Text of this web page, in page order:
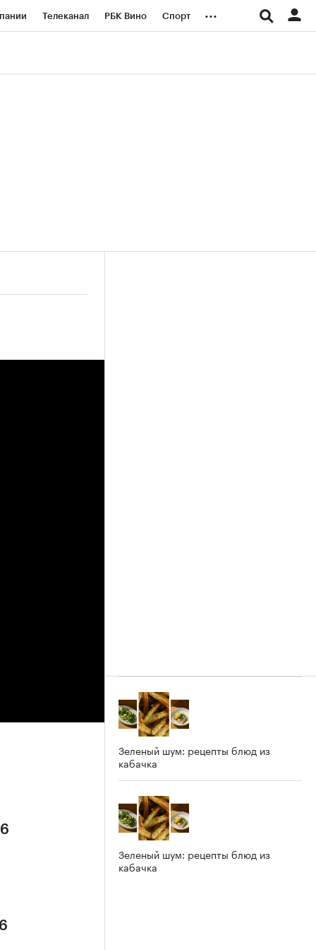
Телеканал РБК Вино Спорт ...
Зеленый шум: рецепты блюд из
кабачка
Зеленый шум: рецепты блюд из
кабачка